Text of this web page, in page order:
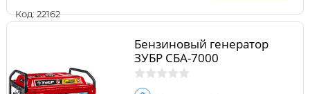
Код: 22162
Бензиновый генератор
ЗУБР СБА-7000